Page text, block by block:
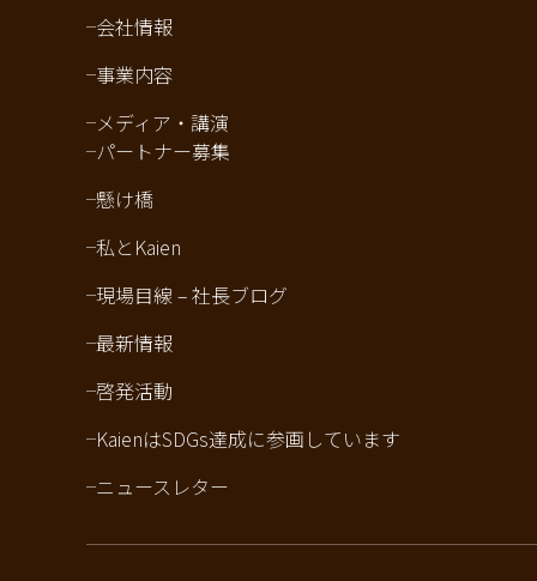
会社情報
事業内容
メディア・講演
パートナー募集
懸け橋
私とKaien
現場目線 – 社長ブログ
最新情報
啓発活動
KaienはSDGs達成に参画しています
ニュースレター